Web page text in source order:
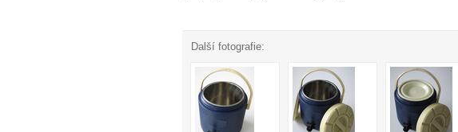
Další fotografie: